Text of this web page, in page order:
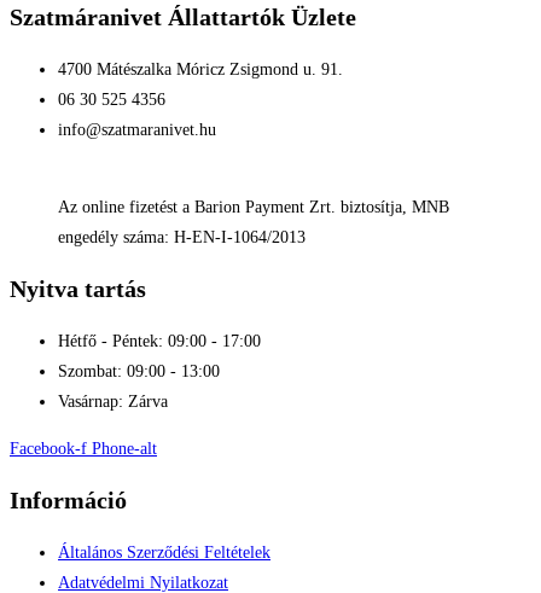
Szatmáranivet Állattartók Üzlete
4700 Mátészalka Móricz Zsigmond u. 91.
06 30 525 4356
info@szatmaranivet.hu
Az online fizetést a Barion Payment Zrt. biztosítja, MNB
engedély száma: H-EN-I-1064/2013
Nyitva tartás
Hétfő - Péntek: 09:00 - 17:00
Szombat: 09:00 - 13:00
Vasárnap: Zárva
Facebook-f Phone-alt
Információ
Általános Szerződési Feltételek
Adatvédelmi Nyilatkozat